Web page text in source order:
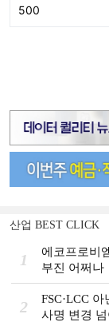
산업 BEST CLICK
1
에코프로비
부진 어쩌나
2
FSC·LCC
사명 변경